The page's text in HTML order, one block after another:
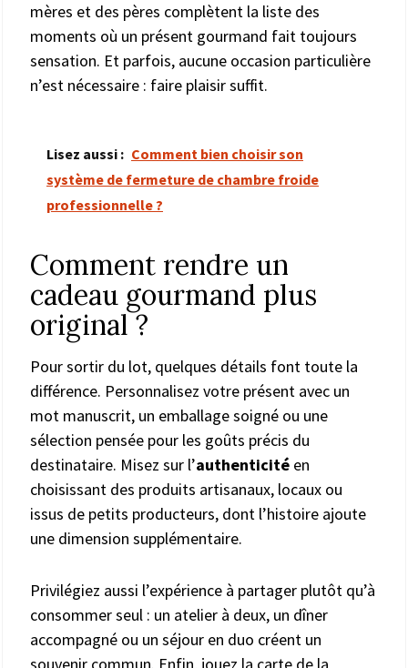
mères et des pères complètent la liste des
moments où un présent gourmand fait toujours
sensation. Et parfois, aucune occasion particulière
n’est nécessaire : faire plaisir suffit.
Lisez aussi : Comment bien choisir son
système de fermeture de chambre froide
professionnelle ?
Comment rendre un
cadeau gourmand plus
original ?
Pour sortir du lot, quelques détails font toute la
différence. Personnalisez votre présent avec un
mot manuscrit, un emballage soigné ou une
sélection pensée pour les goûts précis du
destinataire. Misez sur l’authenticité en
choisissant des produits artisanaux, locaux ou
issus de petits producteurs, dont l’histoire ajoute
une dimension supplémentaire.
Privilégiez aussi l’expérience à partager plutôt qu’à
consommer seul : un atelier à deux, un dîner
accompagné ou un séjour en duo créent un